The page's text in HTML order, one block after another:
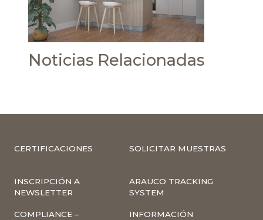
Noticias Relacionadas
CERTIFICACIONES SOLICITAR MUESTRAS
INSCRIPCIÓN A
NEWSLETTER
ARAUCO TRACKING
SYSTEM
COMPLIANCE –
INFORMACIÓN